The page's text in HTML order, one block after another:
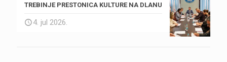
TREBINJE PRESTONICA KULTURE NA DLANU
4. jul 2026.